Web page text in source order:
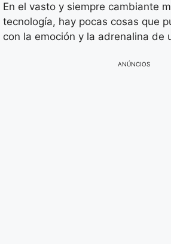
En el vasto y siempre cambiante
tecnología, hay pocas cosas que
con la emoción y la adrenalina de
ANÚNCIOS